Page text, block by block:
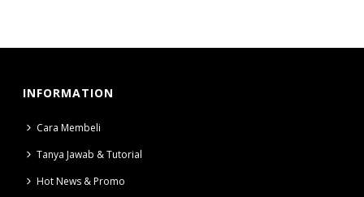
INFORMATION
Cara Membeli
Tanya Jawab & Tutorial
Hot News & Promo